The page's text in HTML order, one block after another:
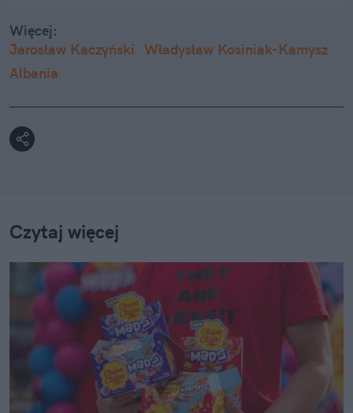
Więcej:
Jarosław Kaczyński
Władysław Kosiniak-Kamysz
Albania
Czytaj więcej